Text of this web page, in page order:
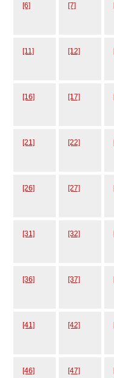
[6] [7]
[11] [12]
[16] [17]
[21] [22]
[26] [27]
[31] [32]
[36] [37]
[41] [42]
[46] [47]